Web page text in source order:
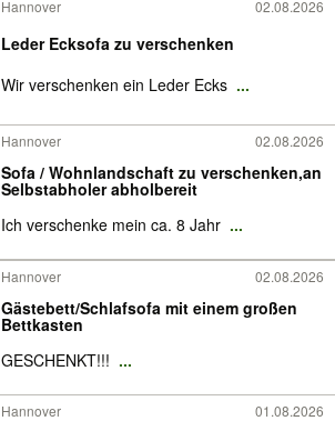
Hannover 02.08.2026
Leder Ecksofa zu verschenken
Wir verschenken ein Leder Ecks ...
Hannover 02.08.2026
Sofa / Wohnlandschaft zu verschenken,an
Selbstabholer abholbereit
Ich verschenke mein ca. 8 Jahr ...
Hannover 02.08.2026
Gästebett/Schlafsofa mit einem großen
Bettkasten
GESCHENKT!!! ...
Hannover 01.08.2026